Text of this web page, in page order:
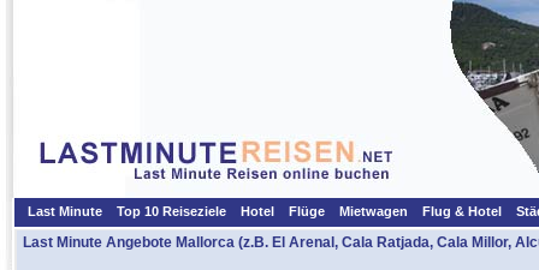
Last Minute Top 10 Reiseziele Hotel Flüge Mietwagen Flug & Hotel
Last Minute Angebote Mallorca (z.B. El Arenal, Cala Ratjada, Cala Millor,